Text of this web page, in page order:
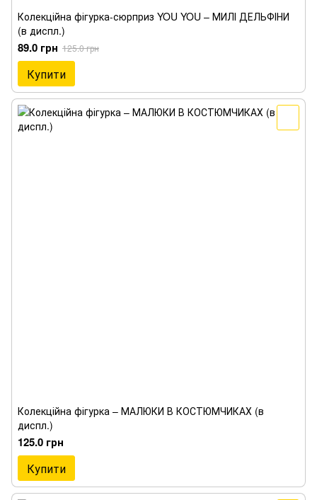
Колекційна фігурка-сюрприз YOU YOU – МИЛІ ДЕЛЬФІНИ
(в диспл.)
89.0 грн 125.0 грн
Купити
Колекційна фігурка – МАЛЮКИ В КОСТЮМЧИКАХ (в
диспл.)
125.0 грн
Купити